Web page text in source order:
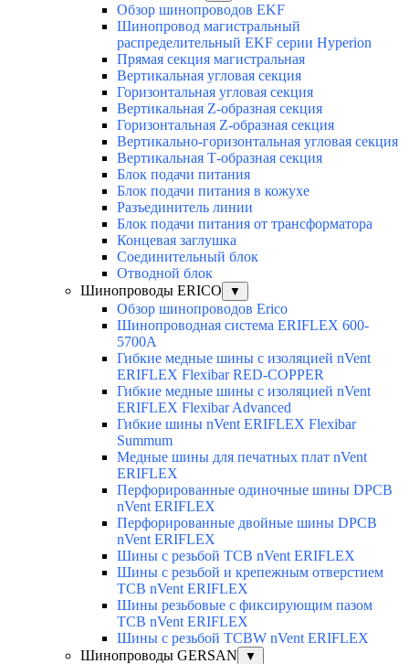
Обзор шинопроводов EKF
Шинопровод магистральный
распределительный EKF серии Hyperion
Прямая секция магистральная
Вертикальная угловая секция
Горизонтальная угловая секция
Вертикальная Z-образная секция
Горизонтальная Z-образная секция
Вертикально-горизонтальная угловая секция
Вертикальная Т-образная секция
Блок подачи питания
Блок подачи питания в кожухе
Разъединитель линии
Блок подачи питания от трансформатора
Концевая заглушка
Соединительный блок
Отводной блок
Шинопроводы ERICO
▼
Обзор шинопроводов Erico
Шинопроводная система ERIFLEX 600-
5700A
Гибкие медные шины с изоляцией nVent
ERIFLEX Flexibar RED-COPPER
Гибкие медные шины с изоляцией nVent
ERIFLEX Flexibar Advanced
Гибкие шины nVent ERIFLEX Flexibar
Summum
Медные шины для печатных плат nVent
ERIFLEX
Перфорированные одиночные шины DPCB
nVent ERIFLEX
Перфорированные двойные шины DPCB
nVent ERIFLEX
Шины с резьбой TCB nVent ERIFLEX
Шины с резьбой и крепежным отверстием
TCB nVent ERIFLEX
Шины резьбовые с фиксирующим пазом
TCB nVent ERIFLEX
Шины с резьбой TCBW nVent ERIFLEX
Шинопроводы GERSAN
▼